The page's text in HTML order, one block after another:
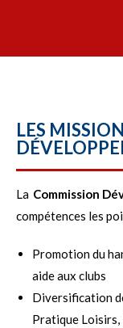
LES
La Commission
compétences les
Promotion du
aide aux clubs
Diversification
Pratique Loisirs,